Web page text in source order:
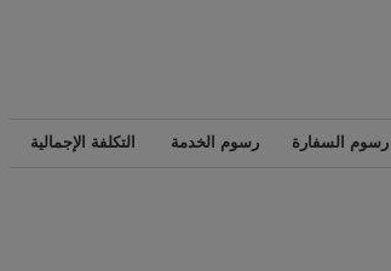
رسوم السفارة رسوم الخدمة التكلفة الإجمالية